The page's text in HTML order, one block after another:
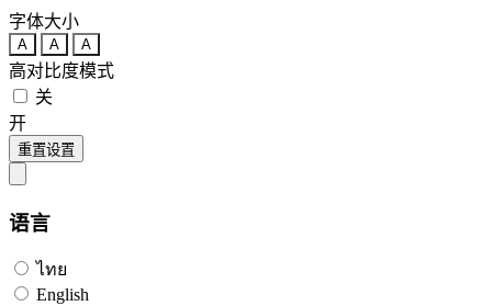
字体大小
A A A
高对比度模式
关
开
重置设置
语言
ไทย
English